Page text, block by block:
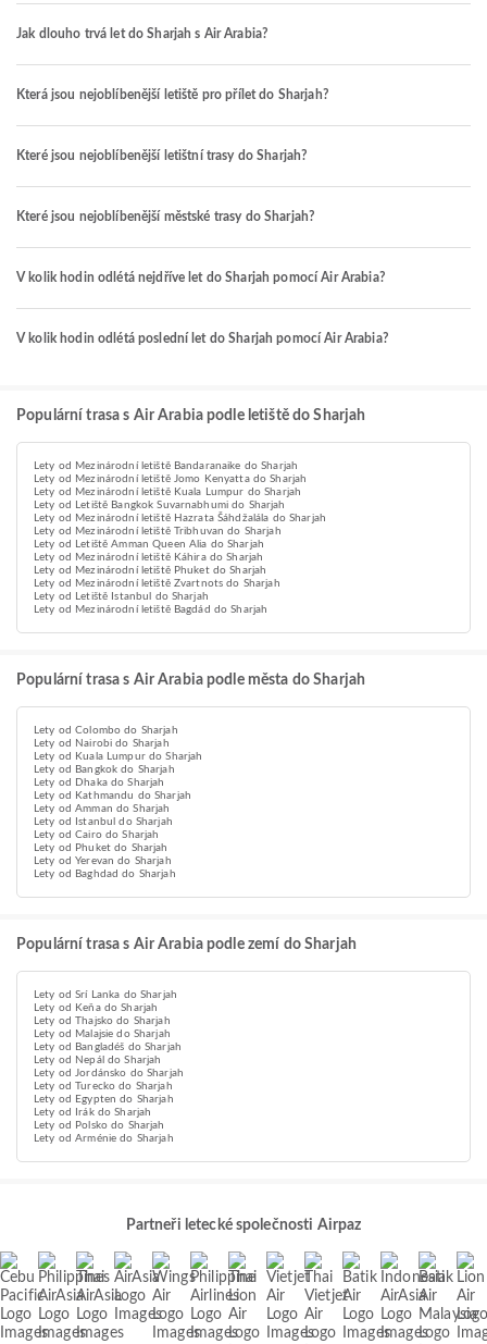
Jak dlouho trvá let do Sharjah s Air Arabia?
Která jsou nejoblíbenější letiště pro přílet do Sharjah?
Které jsou nejoblíbenější letištní trasy do Sharjah?
Které jsou nejoblíbenější městské trasy do Sharjah?
V kolik hodin odlétá nejdříve let do Sharjah pomocí Air Arabia?
V kolik hodin odlétá poslední let do Sharjah pomocí Air Arabia?
Populární trasa s Air Arabia podle letiště do Sharjah
Lety od Mezinárodní letiště Bandaranaike do Sharjah
Lety od Mezinárodní letiště Jomo Kenyatta do Sharjah
Lety od Mezinárodní letiště Kuala Lumpur do Sharjah
Lety od Letiště Bangkok Suvarnabhumi do Sharjah
Lety od Mezinárodní letiště Hazrata Šáhdžalála do Sharjah
Lety od Mezinárodní letiště Tribhuvan do Sharjah
Lety od Letiště Amman Queen Alia do Sharjah
Lety od Mezinárodní letiště Káhira do Sharjah
Lety od Mezinárodní letiště Phuket do Sharjah
Lety od Mezinárodní letiště Zvartnots do Sharjah
Lety od Letiště Istanbul do Sharjah
Lety od Mezinárodní letiště Bagdád do Sharjah
Populární trasa s Air Arabia podle města do Sharjah
Lety od Colombo do Sharjah
Lety od Nairobi do Sharjah
Lety od Kuala Lumpur do Sharjah
Lety od Bangkok do Sharjah
Lety od Dhaka do Sharjah
Lety od Kathmandu do Sharjah
Lety od Amman do Sharjah
Lety od Istanbul do Sharjah
Lety od Cairo do Sharjah
Lety od Phuket do Sharjah
Lety od Yerevan do Sharjah
Lety od Baghdad do Sharjah
Populární trasa s Air Arabia podle zemí do Sharjah
Lety od Srí Lanka do Sharjah
Lety od Keňa do Sharjah
Lety od Thajsko do Sharjah
Lety od Malajsie do Sharjah
Lety od Bangladéš do Sharjah
Lety od Nepál do Sharjah
Lety od Jordánsko do Sharjah
Lety od Turecko do Sharjah
Lety od Egypten do Sharjah
Lety od Irák do Sharjah
Lety od Polsko do Sharjah
Lety od Arménie do Sharjah
Partneři letecké společnosti Airpaz